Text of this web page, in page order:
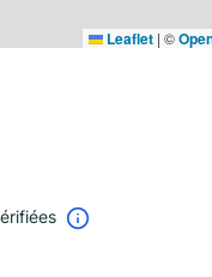
Leaflet | ©